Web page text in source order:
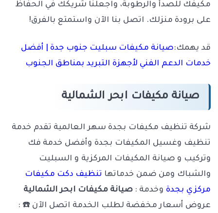
مكيفك للصدأ والرطوبة، واجعلنا شريكك في الحفاظ
على برودة منزلك. اتصل بنا الآن واستمتع بالفرق!
قد يهمك:صيانة مكيفات سبليت جنوب جدة | أفضل
خدمات الدعم الفني لأجهزة التبريد بمناطق الجنوب
صيانة مكيفات ابحر الشمالية
شركة تنظيف مكيفات بجدة سهر العالمية تقدم خدمة
تنظيف وغسيل المكيفات بجدة وأفضل خدمة فك
وتركيب و صيانة المكيفات المركزية و السبليت
والشباك ومن ضمن خدماتها تنظيف دكت مكيفات
مركزي بجدة وخدمة : صيانة مكيفات ابحر الشمالية
عروض أسعار مخفضة لطلب الخدمة اتصل الآن ☎️ :